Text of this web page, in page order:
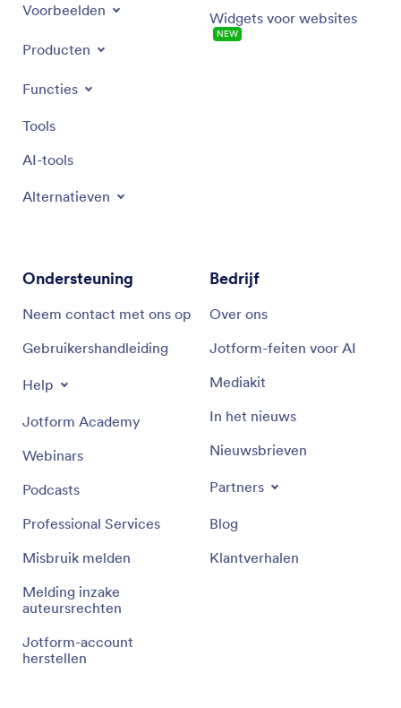
Voorbeelden
Producten
Functies
Tools
AI-tools
Alternatieven
Widgets voor websites
NEW
Ondersteuning
Neem contact met ons op
Gebruikershandleiding
Help
Jotform Academy
Webinars
Podcasts
Professional Services
Misbruik melden
Melding inzake
auteursrechten
Jotform-account
herstellen
Bedrijf
Over ons
Jotform-feiten voor AI
Mediakit
In het nieuws
Nieuwsbrieven
Partners
Blog
Klantverhalen